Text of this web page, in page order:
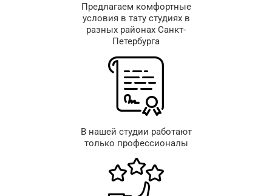
Предлагаем комфортные
условия в тату студиях в
разных районах Санкт-
Петербурга
В нашей студии работают
только профессионалы